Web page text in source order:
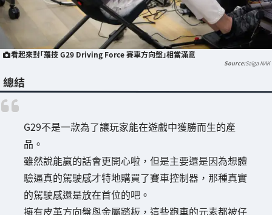
看起來對「羅技 G29 Driving Force 賽車方向盤」相當滿意
Saiga NAK
總結
G29不是一款為了讓玩家能在遊戲中獲勝而生的產
品。
雖然說能贏的話會更開心啦，但是主要還是因為想體
驗逼真的駕駛感才特地購買了賽車控制器，那種真實
的駕駛感還是放在首位的吧。
擁有皮革方向盤與金屬踏板，這些跑車的元素都被仔